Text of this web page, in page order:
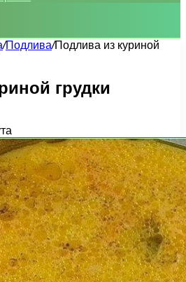
/Подлива/Подлива из куриной
грудки